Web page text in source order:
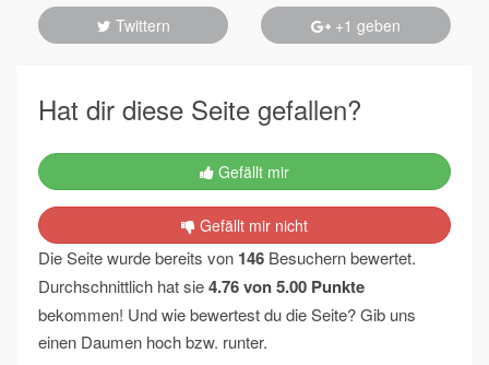
Twittern +1 geben
Hat dir diese Seite gefallen?
Gefällt mir
Gefällt mir nicht
Die Seite wurde bereits von 146 Besuchern bewertet.
Durchschnittlich hat sie4.76von5.00 Punkte
bekommen! Und wie bewertest du die Seite? Gib uns
einen Daumen hoch bzw. runter.